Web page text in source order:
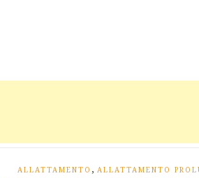
ALLATTAMENTO , ALLATTAMENTO